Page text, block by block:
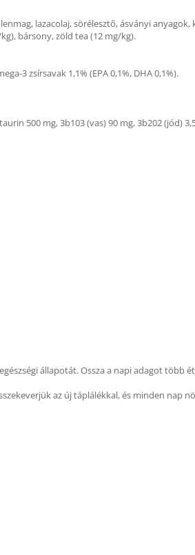
lazacolaj, sörélesztő, ásványi anyagok,
bársony, zöld tea (12 mg/kg).
3 zsírsavak 1,1% (EPA 0,1%, DHA 0,1%).
500 mg, 3b103 (vas) 90 mg, 3b202 (jód)
állapotát. Ossza a napi adagot több
az új táplálékkal, és minden nap